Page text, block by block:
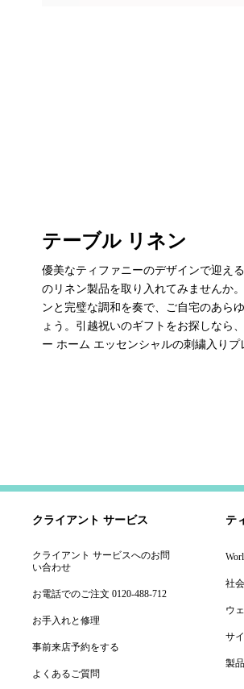
テーブル リネン
優美なティファニーのデザインで迎え
のリネン製品を取り入れてみませんか
ンと完璧な調和を奏で、ご自宅のあら
ょう。引越祝いのギフトをお探しなら
ー ホーム エッセンシャルの刺繍入り
クライアント サービス
クライアント サービスへのお問
い合わせ
お電話でのご注文 0120-488-712
お手入れと修理
事前来店予約をする
よくあるご質問
テ
社
ウ
サ
製